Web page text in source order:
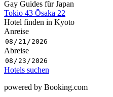
Gay Guides für Japan
Tokio 43 Ōsaka 22
Hotel finden in Kyoto
Anreise
Abreise
Hotels suchen
powered by Booking.com